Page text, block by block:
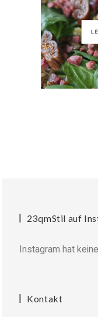
23qmStil auf
Instagram hat
Kontakt